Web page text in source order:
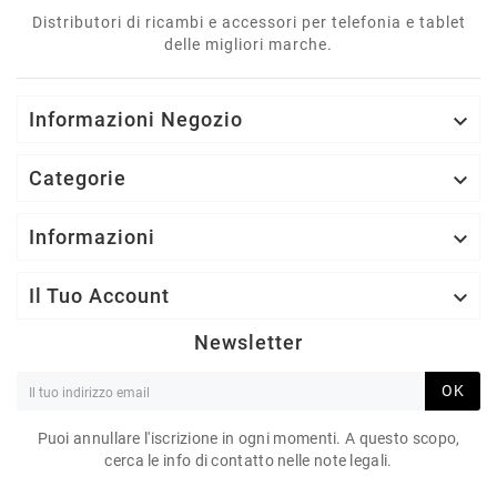
Distributori di ricambi e accessori per telefonia e tablet
delle migliori marche.
Informazioni Negozio 
Categorie 
Informazioni 
Il Tuo Account 
Newsletter
OK
Puoi annullare l'iscrizione in ogni momenti. A questo scopo,
cerca le info di contatto nelle note legali.